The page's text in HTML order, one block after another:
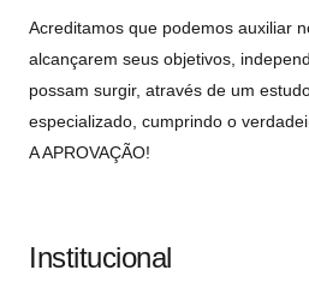
Acreditamos que podemos auxiliar
alcançarem seus objetivos,
possam surgir, através de um
especializado, cumprindo o
A APROVAÇÃO!
Institucional